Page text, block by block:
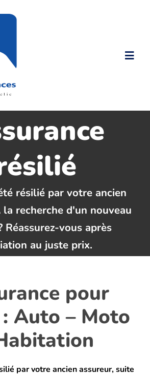
résilié par votre ancien
la recherche d'un nouveau
Réassurez-vous après
au juste prix.
pour
Auto – Moto
par votre ancien assureur, suite